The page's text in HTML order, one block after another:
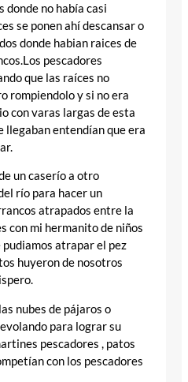
donde no había casi
se ponen ahí descansar o
donde habian raices de
pescadores
que las raíces no
rompiendolo y si no era
con varas largas de esta
llegaban entendían que era
un caserío a otro
río para hacer un
atrapados entre la
con mi hermanito de niños
atrapar el pez
huyeron de nosotros
nubes de pájaros o
para lograr su
pescadores , patos
con los pescadores